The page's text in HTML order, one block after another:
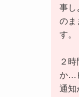
事し
のま
す。
２
か…
通知